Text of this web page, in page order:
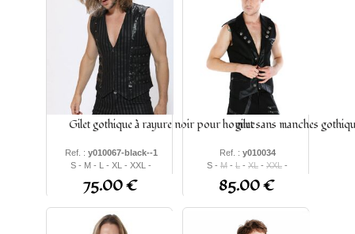
Gilet gothique à rayure noir pour homme
Ref. : y010067-black--1
S - M - L - XL - XXL -
4XL 5XL
75.00 €
gilet sans manches
Ref. : y010034
S - M - L - XL - XXL -
XXXL
85.00 €